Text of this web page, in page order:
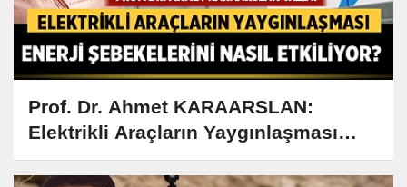
Prof. Dr. Ahmet KARAARSLAN:
Elektrikli Araçların Yaygınlaşması
Enerji Şebekelerini Nasıl Etkiliyor?